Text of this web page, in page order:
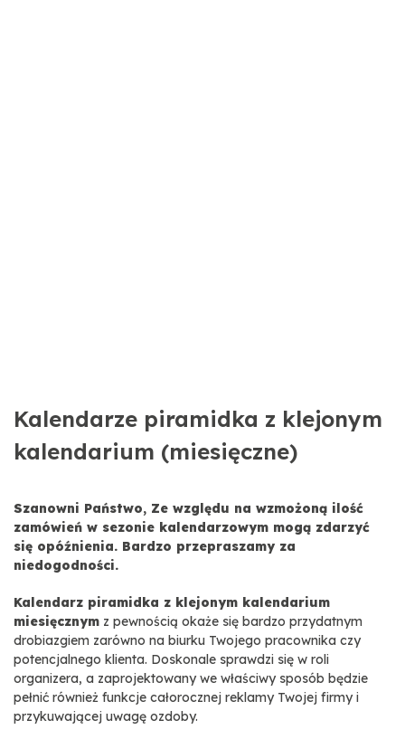
Kalendarze piramidka z klejonym
kalendarium (miesięczne)
Szanowni Państwo, Ze względu na wzmożoną ilość
zamówień w sezonie kalendarzowym mogą zdarzyć
się opóźnienia. Bardzo przepraszamy za
niedogodności.
Kalendarz piramidka z klejonym kalendarium
miesięcznym z pewnością okaże się bardzo przydatnym
drobiazgiem zarówno na biurku Twojego pracownika czy
potencjalnego klienta. Doskonale sprawdzi się w roli
organizera, a zaprojektowany we właściwy sposób będzie
pełnić również funkcje całorocznej reklamy Twojej firmy i
przykuwającej uwagę ozdoby.